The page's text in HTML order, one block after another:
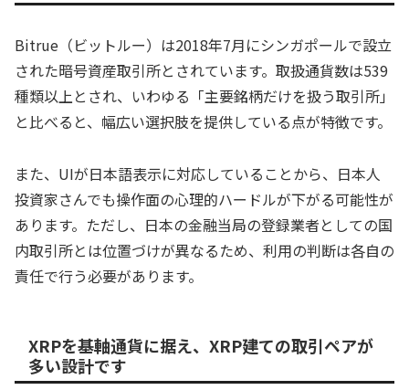
Bitrue（ビットルー）は2018年7月にシンガポールで設立
された暗号資産取引所とされています。取扱通貨数は539
種類以上とされ、いわゆる「主要銘柄だけを扱う取引所」
と比べると、幅広い選択肢を提供している点が特徴です。
また、UIが日本語表示に対応していることから、日本人
投資家さんでも操作面の心理的ハードルが下がる可能性が
あります。ただし、日本の金融当局の登録業者としての国
内取引所とは位置づけが異なるため、利用の判断は各自の
責任で行う必要があります。
XRPを基軸通貨に据え、XRP建ての取引ペアが
多い設計です